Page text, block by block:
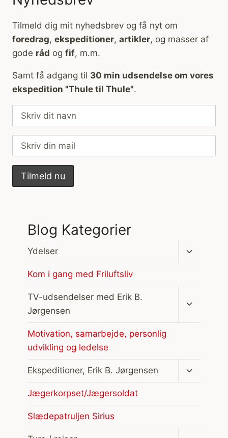
Tilmeld dig mit nyhedsbrev og få nyt om
foredrag, ekspeditioner, artikler, og masser af
gode råd og fif, m.m.
Samt få adgang til 30 min udsendelse om vores
ekspedition "Thule til Thule".
Blog Kategorier
Ydelser
Skift
Kom i gang med Friluftsliv
TV-udsendelser med Erik B.
Jørgensen
Motivation, samarbejde, personlig
udvikling og ledelse
Ekspeditioner, Erik B. Jørgensen
Skift
Jægerkorpset/Jægersoldat
Slædepatruljen Sirius